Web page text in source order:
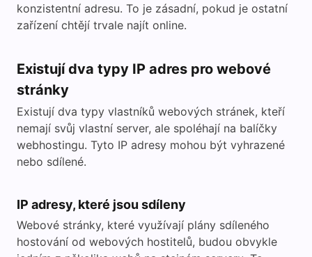
konzistentní adresu. To je zásadní, pokud je ostatní
zařízení chtějí trvale najít online.
Existují dva typy IP adres pro webové
stránky
Existují dva typy vlastníků webových stránek, kteří
nemají svůj vlastní server, ale spoléhají na balíčky
webhostingu. Tyto IP adresy mohou být vyhrazené
nebo sdílené.
IP adresy, které jsou sdíleny
Webové stránky, které využívají plány sdíleného
hostování od webových hostitelů, budou obvykle